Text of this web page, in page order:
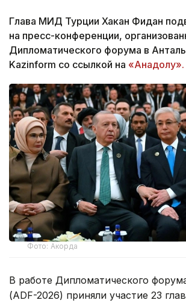
Глава МИД Турции Хакан Фидан
на пресс-конференции,
Дипломатического форума в
Kazinform со ссылкой на «Анадолу».
Фото: Акорда
В работе Дипломатического
(ADF-2026) приняли участие 23